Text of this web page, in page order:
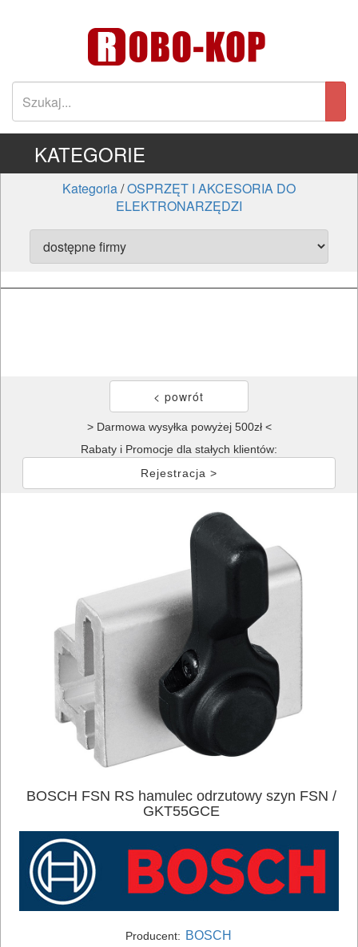
ELEKTRONARZĘDZIA
SIECIOWE
ELEKTRONARZĘDZIA
AKUMULATOROWE
OSPRZĘT
AKCESORIA
DO
ELEKTRONARZĘDZI
KATEGORIE
Kategoria/OSPRZĘT I AKCESORIA DO
ELEKTRONARZĘDZI
> Darmowa wysyłka powyżej 500zł <
Rabaty i Promocje dla stałych klientów:
Rejestracja >
BOSCH FSN RS hamulec odrzutowy szyn FSN /
GKT55GCE
Producent: BOSCH